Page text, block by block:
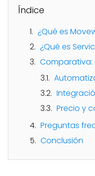
Índice
¿Qué es
¿Qué es
Comparativa:
Precio y
Preguntas
Conclusión